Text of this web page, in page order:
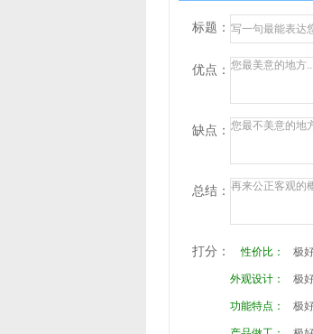
标题：
优点：
缺点：
总结：
打分： 性价比： 极
外观设计： 极
功能特点： 极